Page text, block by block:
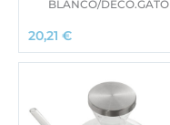
BLANCO/DECO.GATO
20,21 €